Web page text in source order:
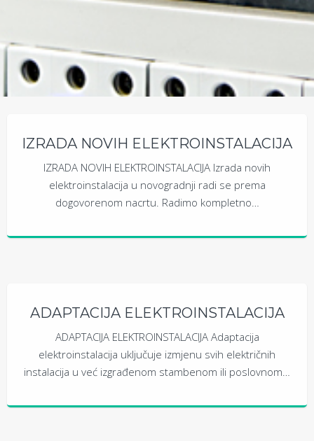
IZRADA NOVIH ELEKTROINSTALACIJA
IZRADA NOVIH ELEKTROINSTALACIJA Izrada novih
elektroinstalacija u novogradnji radi se prema
dogovorenom nacrtu. Radimo kompletno…
ADAPTACIJA ELEKTROINSTALACIJA
ADAPTACIJA ELEKTROINSTALACIJA Adaptacija
elektroinstalacija uključuje izmjenu svih električnih
instalacija u već izgrađenom stambenom ili poslovnom…